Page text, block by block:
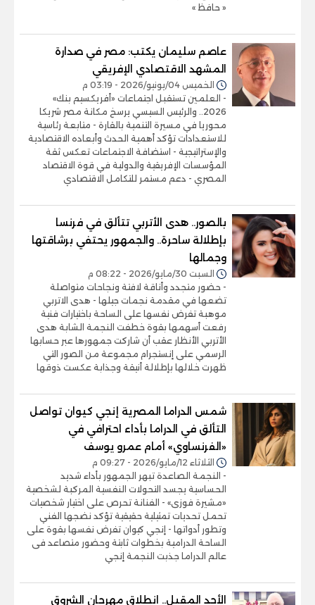
« حافظ »
عاصم سليمان يكتب: مصر في صدارة
المشهد الاقتصادي الإفريقي
الخميس 04/يونيو/2026 - 03:19 م
- العلمين تستقبل اجتماعات «أفريكسيم بنك»
2026.. والرئيس السيسي يرسخ مكانة مصر شريكا
محوريا في مسيرة التنمية بالقارة - متابعة رئاسية
للاستعدادات تؤكد أهمية الحدث وأبعاده الاقتصادية
والإستراتيجية - استضافة الاجتماعات تعكس ثقة
المؤسسات الإفريقية والدولية في قوة الاقتصاد
المصري - دعم مستمر للتكامل الاقتصادي
بالصور.. هدى الأتربي تتألق في فرنسا
بإطلالة ساحرة.. والجمهور يحتفي برشاقتها
وجمالها
السبت 30/مايو/2026 - 08:22 م
- حضور متجدد وأناقة لافتة ونجاحات متواصلة
تضعها في مقدمة نجمات جيلها - هدى الاتربي
موهبة تفرض نفسها على الساحة باختيارات فنية
رفعت أسهمها بقوة خطفت النجمة الشابة هدى
الأتربي الأنظار عقب أن شاركت جمهورها عبر حسابها
الرسمي على إنستجرام مجموعة من الصور التي
ظهرت خلالها بإطلالة أنيقة وجذابة عكست ذوقها
شمس الدراما المصرية إنجي كيوان تواصل
التألق في الدراما بأداء احترافي في
«الفرنساوي» أمام عمرو يوسف
الثلاثاء 12/مايو/2026 - 09:27 م
- النجمة الصاعدة تبهر الجمهور بأداء شديد
الحساسية يجسد التحولات النفسية المركبة لشخصية
«مشيرة فوزى» - الفنانة تحرص على اختيار شخصيات
تحمل تحديات تمثيلية حقيقية تؤكد نضجها الفني
وتطور أدواتها - إنجي كيوان تفرض نفسها بقوة على
الساحة الدرامية بخطوات ثابتة وحضور متصاعد فى
عالم الدراما جذبت النجمة إنجي
الأحد المقبل.. انطلاق مهرجان الشروق